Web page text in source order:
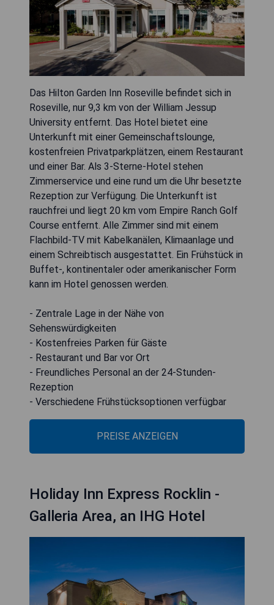
Das Hilton Garden Inn Roseville befindet sich in
Roseville, nur 9,3 km von der William Jessup
University entfernt. Das Hotel bietet eine
Unterkunft mit einer Gemeinschaftslounge,
kostenfreien Privatparkplätzen, einem Restaurant
und einer Bar. Als 3-Sterne-Hotel stehen
Zimmerservice und eine rund um die Uhr besetzte
Rezeption zur Verfügung. Die Unterkunft ist
rauchfrei und liegt 20 km vom Empire Ranch Golf
Course entfernt. Alle Zimmer sind mit einem
Flachbild-TV mit Kabelkanälen, Klimaanlage und
einem Schreibtisch ausgestattet. Ein Frühstück in
Buffet-, kontinentaler oder amerikanischer Form
kann im Hotel genossen werden.
- Zentrale Lage in der Nähe von
Sehenswürdigkeiten
- Kostenfreies Parken für Gäste
- Restaurant und Bar vor Ort
- Freundliches Personal an der 24-Stunden-
Rezeption
- Verschiedene Frühstücksoptionen verfügbar
PREISE ANZEIGEN
Holiday Inn Express Rocklin -
Galleria Area, an IHG Hotel